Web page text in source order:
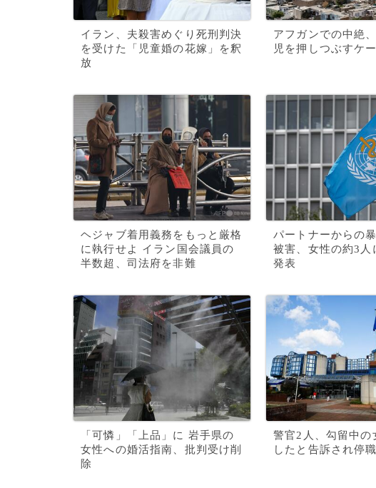
イラン、夫殺害めぐり死刑判決
を受けた「児童婚の花嫁」を釈
放
アフガンでの中絶
児を押しつぶすケ
ヘジャブ着用義務をもっと厳格
に執行せよ イラン国会議員の
半数超、司法府を非難
パートナーからの
被害、女性の約3人
発表
「可憐」「上品」に 岩手県の
女性への婚活指南、批判受け削
除
警官2人、勾留中の
したと告訴され停